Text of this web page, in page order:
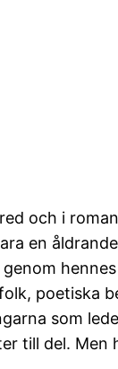
och i
en
genom
poetiska
som
till del.